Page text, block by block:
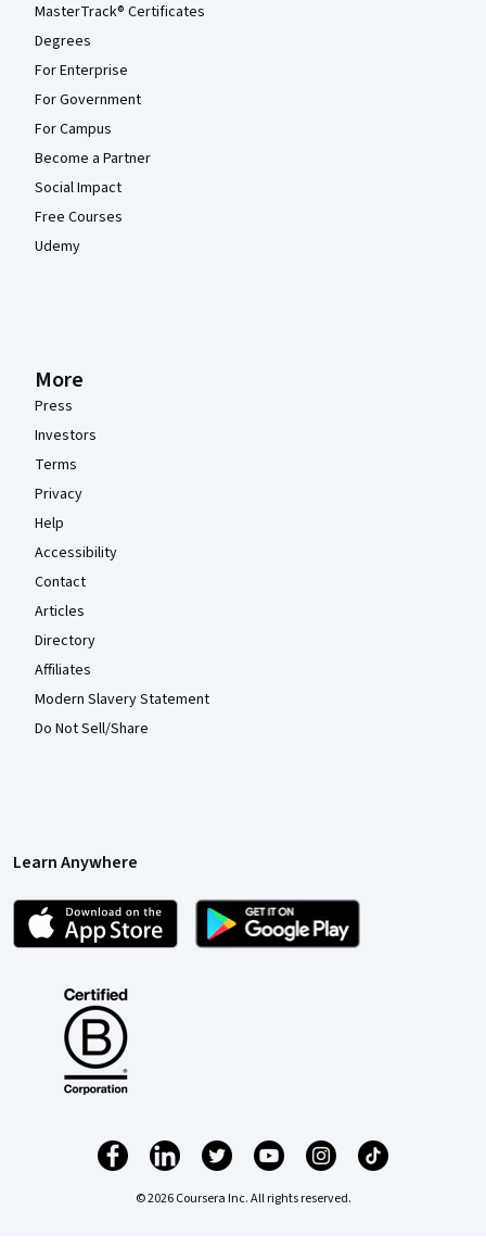
MasterTrack® Certificates
Degrees
For Enterprise
For Government
For Campus
Become a Partner
Social Impact
Free Courses
Udemy
More
Press
Investors
Terms
Privacy
Help
Accessibility
Contact
Articles
Directory
Affiliates
Modern Slavery Statement
Do Not Sell/Share
Learn Anywhere
© 2026 Coursera Inc. All rights reserved.